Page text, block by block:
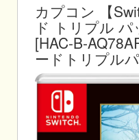
カプコン 【
ド トリプル
[HAC-B-
ードトリプル